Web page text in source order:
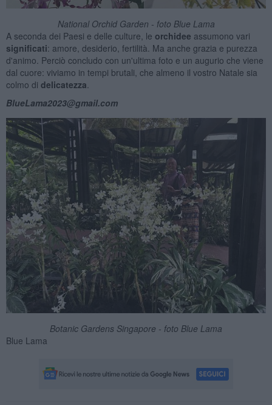
National Orchid Garden - foto Blue Lama
A seconda dei Paesi e delle culture, le orchidee assumono vari
significati: amore, desiderio, fertilità. Ma anche grazia e purezza
d'animo. Perciò concludo con un'ultima foto e un augurio che viene
dal cuore: viviamo in tempi brutali, che almeno il vostro Natale sia
colmo di delicatezza
BlueLama2023@gmail.com
Botanic Gardens Singapore - foto Blue Lama
Blue Lama